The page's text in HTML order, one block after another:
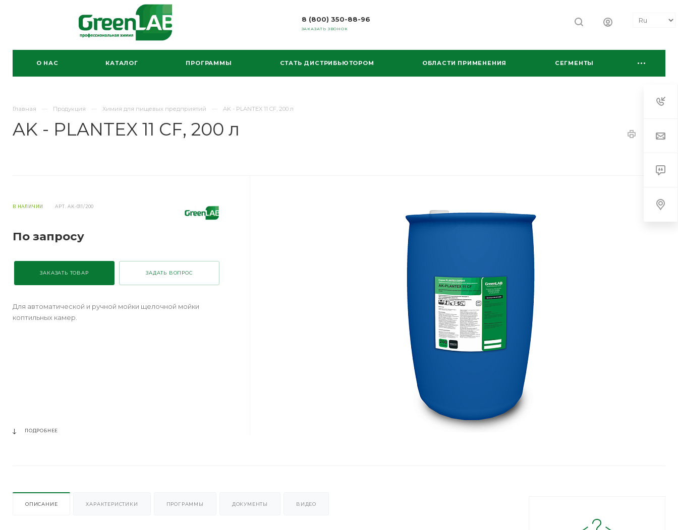
8 (800) 350-88-96
ЗАКАЗАТЬ ЗВОНОК
О НАС КАТАЛОГ ПРОГРАММЫ СТАТЬ ДИСТРИБЬЮТОРОМ ОБЛАСТИ ПРИМЕНЕНИЯ СЕГМЕНТЫ
Главная Продукция Химия для пищевых предприятий AK - PLANTEX 11 CF, 200 л
AK - PLANTEX 11 CF, 200 л
В НАЛИЧИИ АРТ.AK-011/200
По запросу
ЗАКАЗАТЬ ТОВАР ЗАДАТЬ ВОПРОС
Для автоматической и ручной мойки щелочной мойки
коптильных камер.
ПОДРОБНЕЕ
ОПИСАНИЕ ХАРАКТЕРИСТИКИ ПРОГРАММЫ ДОКУМЕНТЫ ВИДЕО